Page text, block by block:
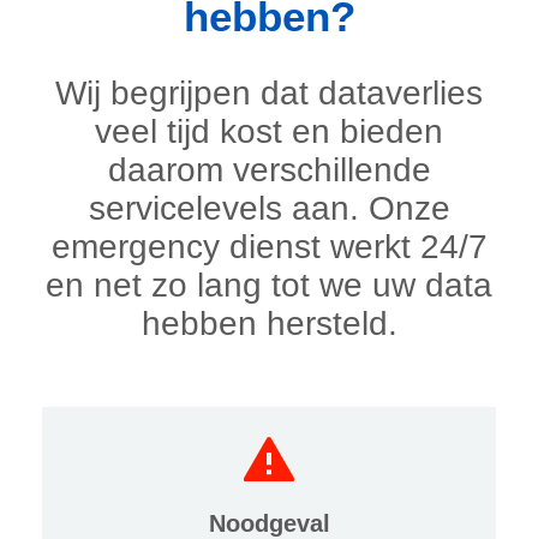
hebben?
Wij begrijpen dat dataverlies
veel tijd kost en bieden
daarom verschillende
servicelevels aan. Onze
emergency dienst werkt 24/7
en net zo lang tot we uw data
hebben hersteld.
Noodgeval